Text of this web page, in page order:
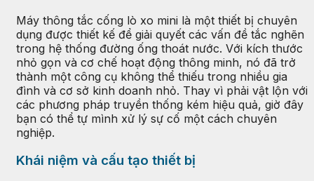
Máy thông tắc cống lò xo mini là một thiết bị chuyên
dụng được thiết kế để giải quyết các vấn đề tắc nghẽn
trong hệ thống đường ống thoát nước. Với kích thước
nhỏ gọn và cơ chế hoạt động thông minh, nó đã trở
thành một công cụ không thể thiếu trong nhiều gia
đình và cơ sở kinh doanh nhỏ. Thay vì phải vật lộn với
các phương pháp truyền thống kém hiệu quả, giờ đây
bạn có thể tự mình xử lý sự cố một cách chuyên
nghiệp.
Khái niệm và cấu tạo thiết bị